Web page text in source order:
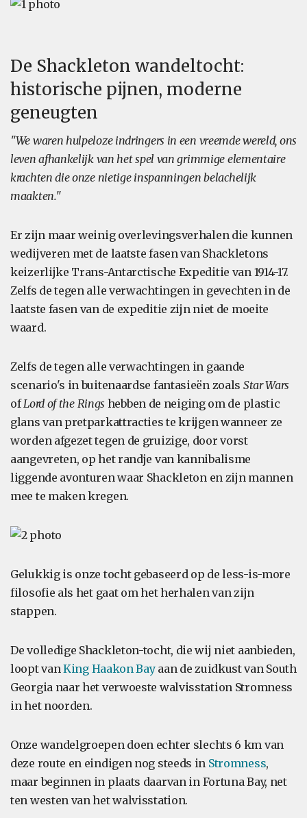
De Shackleton wandeltocht:
historische pijnen, moderne
geneugten
"We waren hulpeloze indringers in een vreemde wereld, ons
leven afhankelijk van het spel van grimmige elementaire
krachten die onze nietige inspanningen belachelijk
maakten."
Er zijn maar weinig overlevingsverhalen die kunnen
wedijveren met de laatste fasen van Shackletons
keizerlijke Trans-Antarctische Expeditie van 1914-17.
Zelfs de tegen alle verwachtingen in gevechten in de
laatste fasen van de expeditie zijn niet de moeite
waard.
Zelfs de tegen alle verwachtingen in gaande
scenario's in buitenaardse fantasieën zoals Star Wars
ofLord of the Rings hebben de neiging om de plastic
glans van pretparkattracties te krijgen wanneer ze
worden afgezet tegen de gruizige, door vorst
aangevreten, op het randje van kannibalisme
liggende avonturen waar Shackleton en zijn mannen
mee te maken kregen.
Gelukkig is onze tocht gebaseerd op de less-is-more
filosofie als het gaat om het herhalen van zijn
stappen.
De volledige Shackleton-tocht, die wij niet aanbieden,
loopt vanKing Haakon Bayaan de zuidkust van South
Georgia naar het verwoeste walvisstation Stromness
in het noorden.
Onze wandelgroepen doen echter slechts 6 km van
deze route en eindigen nog steeds in Stromness,
maar beginnen in plaats daarvan in Fortuna Bay, net
ten westen van het walvisstation.